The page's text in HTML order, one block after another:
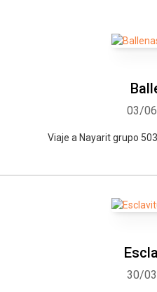
03/
Viaje a Nayarit grupo
30/